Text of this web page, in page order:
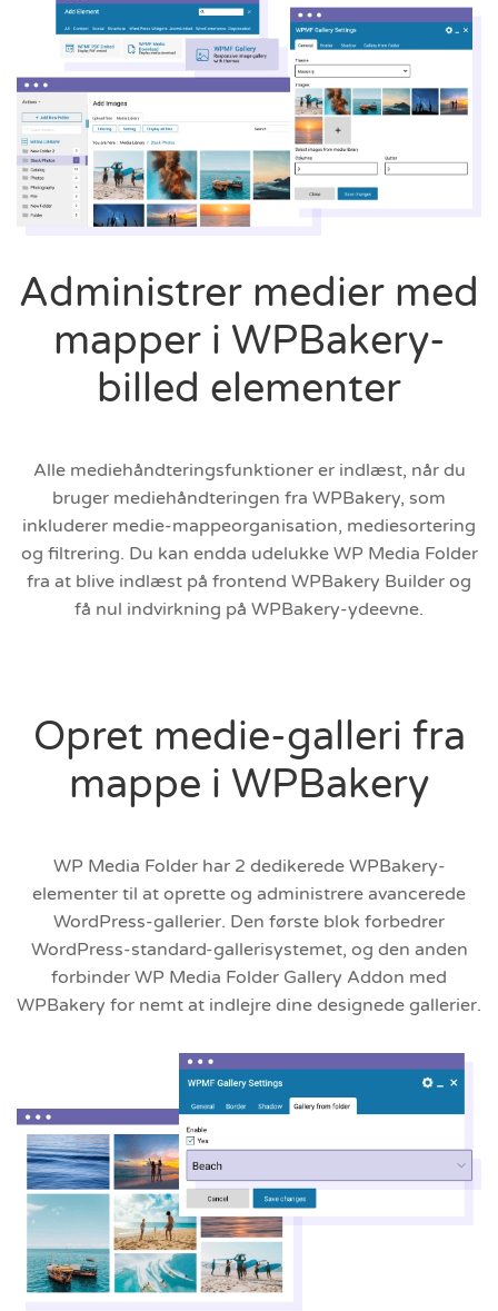
Administrer medier med
mapper i WPBakery-
billed elementer
Alle mediehåndteringsfunktioner er indlæst, når du
bruger mediehåndteringen fra WPBakery, som
inkluderer medie-mappeorganisation, mediesortering
og filtrering. Du kan endda udelukke WP Media Folder
fra at blive indlæst på frontend WPBakery Builder og
få nul indvirkning på WPBakery-ydeevne.
Opret medie-galleri fra
mappe i WPBakery
WP Media Folder har 2 dedikerede WPBakery-
elementer til at oprette og administrere avancerede
WordPress-gallerier. Den første blok forbedrer
WordPress-standard-gallerisystemet, og den anden
forbinder WP Media Folder Gallery Addon med
WPBakery for nemt at indlejre dine designede gallerier.